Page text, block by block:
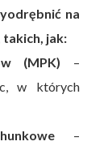
na
jak:
(MPK) –
w których
–